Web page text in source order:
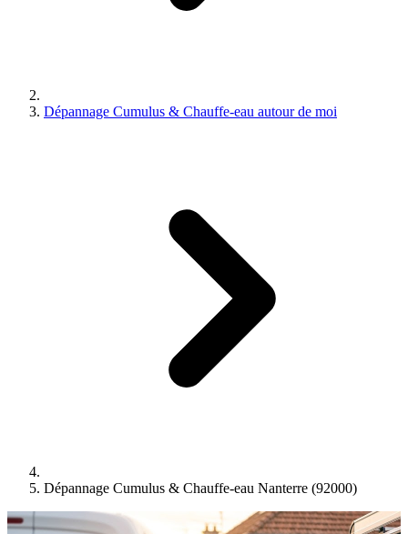
Dépannage Cumulus & Chauffe-eau autour de moi
Dépannage Cumulus & Chauffe-eau Nanterre (92000)